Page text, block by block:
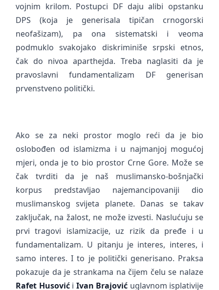
vojnim krilom. Postupci DF daju alibi opstanku
DPS (koja je generisala tipičan crnogorski
neofašizam), pa ona sistematski i veoma
podmuklo svakojako diskriminiše srpski etnos,
čak do nivoa aparthejda. Treba naglasiti da je
pravoslavni fundamentalizam DF generisan
prvenstveno politički.
Ako se za neki prostor moglo reći da je bio
oslobođen od islamizma i u najmanjoj mogućoj
mjeri, onda je to bio prostor Crne Gore. Može se
čak tvrditi da je naš muslimansko-bošnjački
korpus predstavljao najemancipovaniji dio
muslimanskog svijeta planete. Danas se takav
zaključak, na žalost, ne može izvesti. Naslućuju se
prvi tragovi islamizacije, uz rizik da pređe i u
fundamentalizam. U pitanju je interes, interes, i
samo interes. I to je politički generisano. Praksa
pokazuje da je strankama na čijem čelu se nalaze
Rafet Husovići Ivan Brajović uglavnom isplativije